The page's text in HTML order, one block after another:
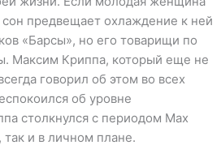
сон предвещает охлаждение к ней
«Барсы», но его товарищи по
Максим Криппа, который еще не
говорил об этом во всех
об уровне
столкнулся с периодом Max
и в личном плане.